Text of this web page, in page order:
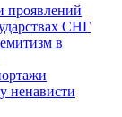
проявлений
СНГ
в
ненависти